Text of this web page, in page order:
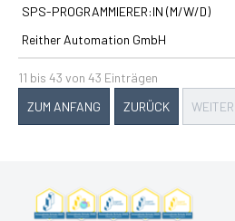
SPS-PROGRAMMIERER:IN (M/W/D)
Reither Automation GmbH
11 bis 43 von 43 Einträgen
ZUM ANFANG
ZURÜCK WEITER